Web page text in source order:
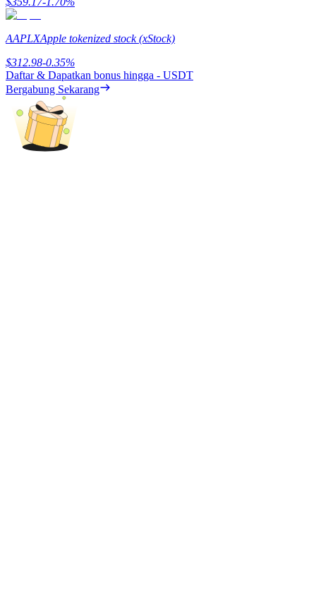
Register & Trade to Win 500,000 USDT
Precious Metals Trading Carnival
AAPLXApple tokenized stock (xStock)
$312.98-0.35%
Daftar & Dapatkan bonus hingga - USDT
Bergabung Sekarang